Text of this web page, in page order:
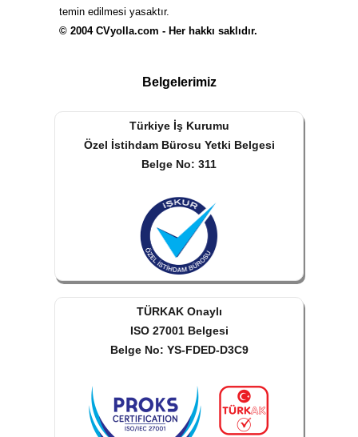
temin edilmesi yasaktır.
© 2004 CVyolla.com - Her hakkı saklıdır.
Belgelerimiz
Türkiye İş Kurumu
Özel İstihdam Bürosu Yetki Belgesi
Belge No: 311
TÜRKAK Onaylı
ISO 27001 Belgesi
Belge No: YS-FDED-D3C9